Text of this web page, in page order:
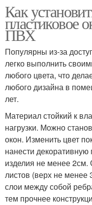
Как
пластиковое
ПВХ
Популярны из-за
легко выполнить
любого цвета, что
любого дизайна в
лет.
Материал стойкий к
нагрузки. Можно
окон. Изменить цвет
нанести
изделия не менее 2см.
листов (верх не
слои между собой
тем прочнее